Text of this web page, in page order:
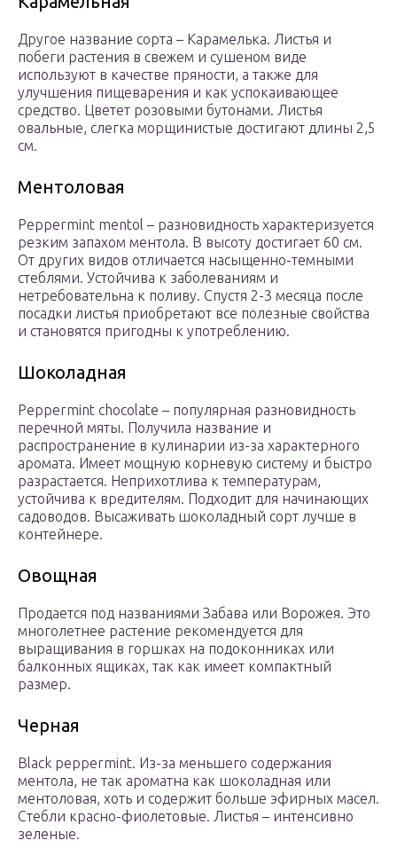
Другое название сорта – Карамелька. Листья и
побеги растения в свежем и сушеном виде
используют в качестве пряности, а также для
улучшения пищеварения и как успокаивающее
средство. Цветет розовыми бутонами. Листья
овальные, слегка морщинистые достигают длины 2,5
см.
Ментоловая
Peppermint mentol – разновидность характеризуется
резким запахом ментола. В высоту достигает 60 см.
От других видов отличается насыщенно-темными
стеблями. Устойчива к заболеваниям и
нетребовательна к поливу. Спустя 2-3 месяца после
посадки листья приобретают все полезные свойства
и становятся пригодны к употреблению.
Шоколадная
Peppermint chocolate – популярная разновидность
перечной мяты. Получила название и
распространение в кулинарии из-за характерного
аромата. Имеет мощную корневую систему и быстро
разрастается. Неприхотлива к температурам,
устойчива к вредителям. Подходит для начинающих
садоводов. Высаживать шоколадный сорт лучше в
контейнере.
Овощная
Продается под названиями Забава или Ворожея. Это
многолетнее растение рекомендуется для
выращивания в горшках на подоконниках или
балконных ящиках, так как имеет компактный
размер.
Черная
Black peppermint. Из-за меньшего содержания
ментола, не так ароматна как шоколадная или
ментоловая, хоть и содержит больше эфирных масел.
Стебли красно-фиолетовые. Листья – интенсивно
зеленые.